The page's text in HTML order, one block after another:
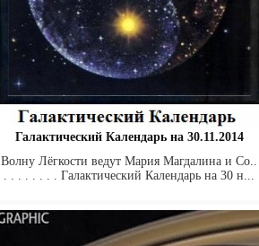
Галактический Календарь на 30.11.2014
Волну Лёгкости ведут Мария Магдалина и Co..
. . . . . . . . Галактический Календарь на 30 н...